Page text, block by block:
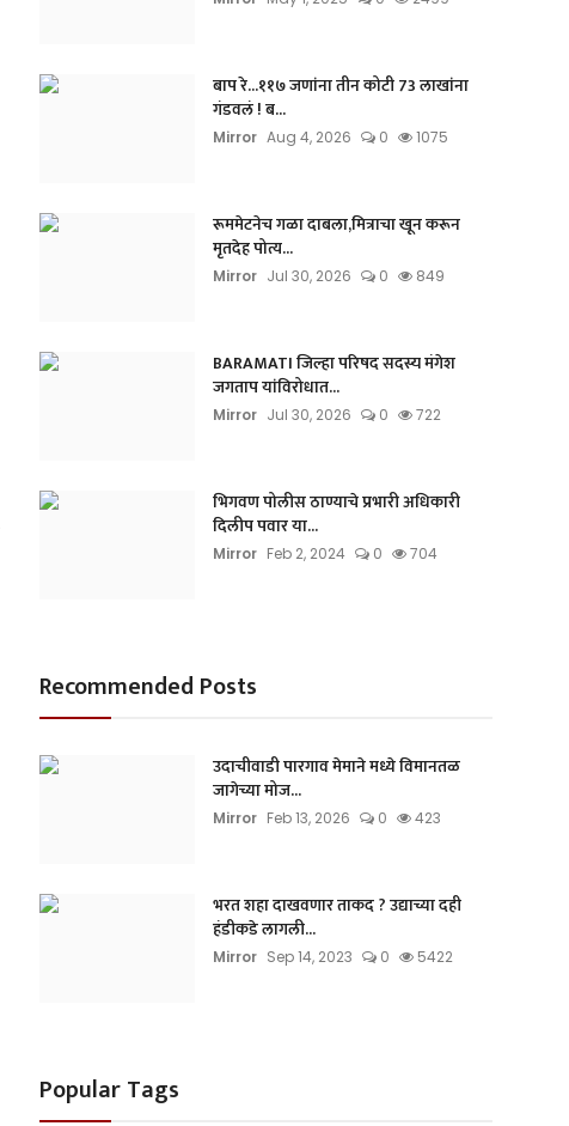
बाप रे...११७ जणांना तीन कोटी 73 लाखांना
गंडवलं ! ब...
Mirror Aug 4, 2026 0 1075
रूममेटनेच गळा दाबला,मित्राचा खून करून
मृतदेह पोत्य...
Mirror Jul 30, 2026 0 849
BARAMATI जिल्हा परिषद सदस्य मंगेश
जगताप यांविरोधात...
Mirror Jul 30, 2026 0 722
भिगवण पोलीस ठाण्याचे प्रभारी अधिकारी
दिलीप पवार या...
Mirror Feb 2, 2024 0 704
Recommended Posts
उदाचीवाडी पारगाव मेमाने मध्ये विमानतळ
जागेच्या मोज...
Mirror Feb 13, 2026 0 423
भरत शहा दाखवणार ताकद ? उद्याच्या दही
हंडीकडे लागली...
Mirror Sep 14, 2023 0 5422
Popular Tags